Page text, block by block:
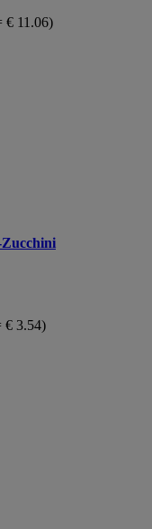
€ 11.06)
Zucchini
€ 3.54)